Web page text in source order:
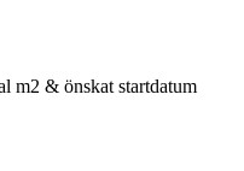
m2 & önskat startdatum